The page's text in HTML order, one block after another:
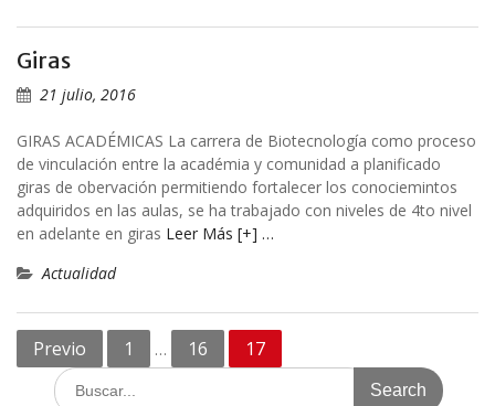
Giras
21 julio, 2016
GIRAS ACADÉMICAS La carrera de Biotecnología como proceso
de vinculación entre la académia y comunidad a planificado
giras de obervación permitiendo fortalecer los conociemintos
adquiridos en las aulas, se ha trabajado con niveles de 4to nivel
en adelante en giras Leer Más [+] …
Actualidad
Navegación
Previo 1 … 16 17
Search